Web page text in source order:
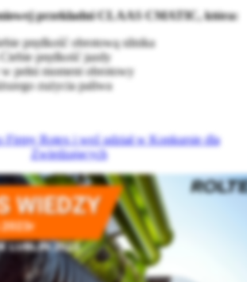
przekładni CLAAS CMATIC, która:
prędkość obrotową silnika
prędkość jazdy
pełni moment obrotowy
zużycia paliwa
Firmy Rotex i weź udział w Konkursie dla
Zwiedzających